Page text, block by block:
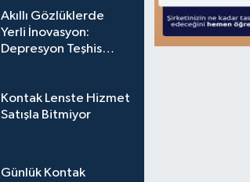
Akıllı Gözlüklerde
Yerli İnovasyon:
Depresyon Teşhis
Kontak Lenste Hizmet
Satışla Bitmiyor
Günlük Kontak